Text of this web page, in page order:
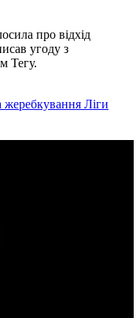
про відхід
угоду з
Тегу.
жеребкування Ліги